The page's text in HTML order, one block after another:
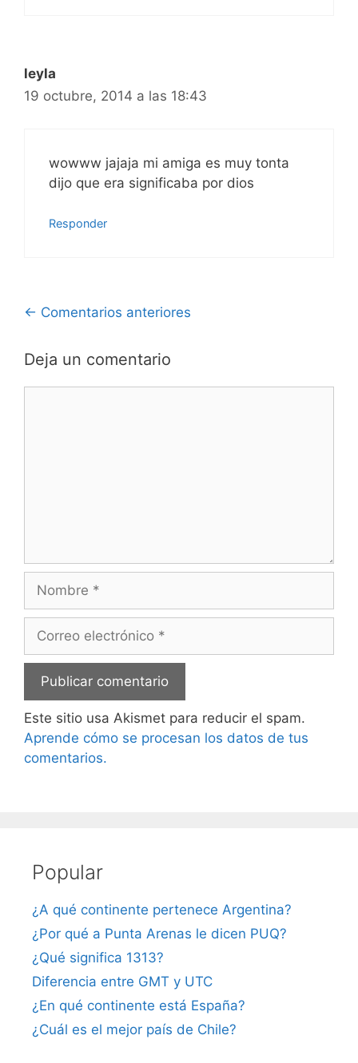
leyla
19 octubre, 2014 a las 18:43
wowww jajaja mi amiga es muy tonta
dijo que era significaba por dios
Responder
Navegación
comentarios
← Comentarios anteriores
Deja un comentario
electrónico
Este sitio usa Akismet para reducir el spam.
Aprende cómo se procesan los datos de tus
comentarios.
Popular
¿A qué continente pertenece Argentina?
¿Por qué a Punta Arenas le dicen PUQ?
¿Qué significa 1313?
Diferencia entre GMT y UTC
¿En qué continente está España?
¿Cuál es el mejor país de Chile?